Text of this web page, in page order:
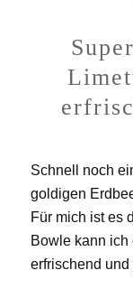
Schnell noch
goldigen
Für mich ist es
Bowle kann ich
erfrischend